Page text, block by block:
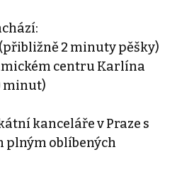
2 minuty pěšky)
centru Karlína
minut)
kanceláře v Praze s
oblíbených